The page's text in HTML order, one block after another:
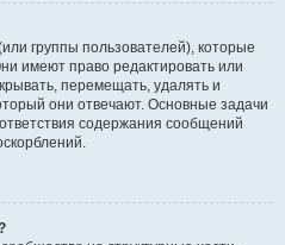
группы пользователей), которые
имеют право редактировать или
перемещать, удалять и
они отвечают. Основные задачи
содержания сообщений